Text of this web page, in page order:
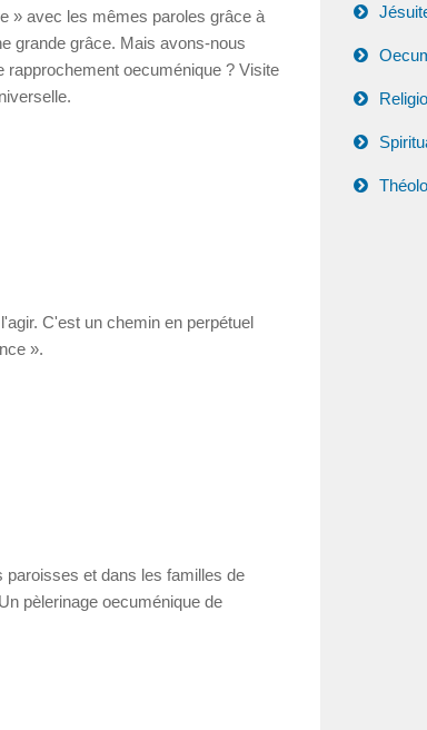
» avec les mêmes paroles grâce à
grande grâce. Mais avons-nous
rapprochement oecuménique ? Visite
C'est un chemin en perpétuel
».
paroisses et dans les familles de
pèlerinage oecuménique de